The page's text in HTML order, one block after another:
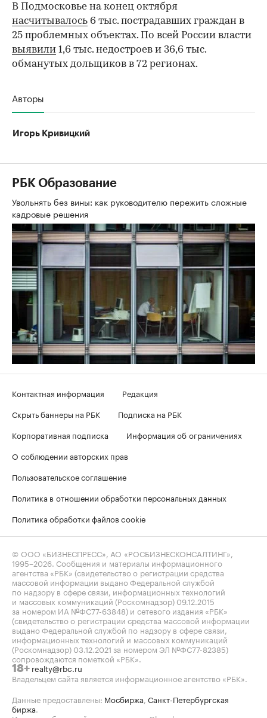
В Подмосковье на конец октября
насчитывалось 6 тыс. пострадавших граждан в
25 проблемных объектах. По всей России власти
выявили 1,6 тыс. недостроев и 36,6 тыс.
обманутых дольщиков в 72 регионах.
Авторы
Игорь Кривицкий
РБК Образование
Увольнять без вины: как руководителю пережить сложные
кадровые решения
Контактная информация
Редакция
Скрыть баннеры на РБК
Подписка на РБК
Корпоративная подписка
Информация об ограничениях
О соблюдении авторских прав
Пользовательское соглашение
Политика в отношении обработки персональных данных
Политика обработки файлов cookie
© ООО «БИЗНЕСПРЕСС», АО «РОСБИЗНЕСКОНСАЛТИНГ»,
1995–2026 . Сообщения и материалы информационного
агентства «РБК» (свидетельство о регистрации средства
массовой информации выдано Федеральной службой
по надзору в сфере связи, информационных технологий
и массовых коммуникаций (Роскомнадзор) 09.12.2015
за номером ИА №ФС77-63848) и сетевого издания «РБК»
(свидетельство о регистрации средства массовой информации
выдано Федеральной службой по надзору в сфере связи,
информационных технологий и массовых коммуникаций
(Роскомнадзор) 03.12.2021 за номером ЭЛ №ФС77-82385)
сопровождаются пометкой «РБК».
18+ realty@rbc.ru
Владельцем сайта является информационное агентство «РБК».
Данные предоставлены: Мосбиржа Санкт-Петербургская
биржа